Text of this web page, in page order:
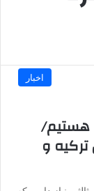
اخبار
هستیم/
و